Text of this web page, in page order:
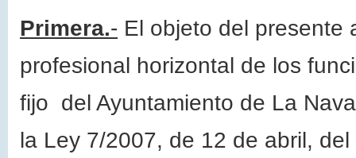
Primera.- El objeto del presente
profesional horizontal de los
fijo del Ayuntamiento de La
la Ley 7/2007, de 12 de abril,